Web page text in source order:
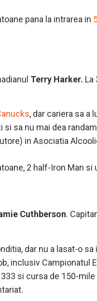
pana la intrarea in
Terry Harker. La
, dar cariera sa a
sa nu mai dea
in Asociatia
2 half-Iron Man si
Cuthberson.
dar nu a lasat-o
inclusiv Campionatul
si cursa de 150-